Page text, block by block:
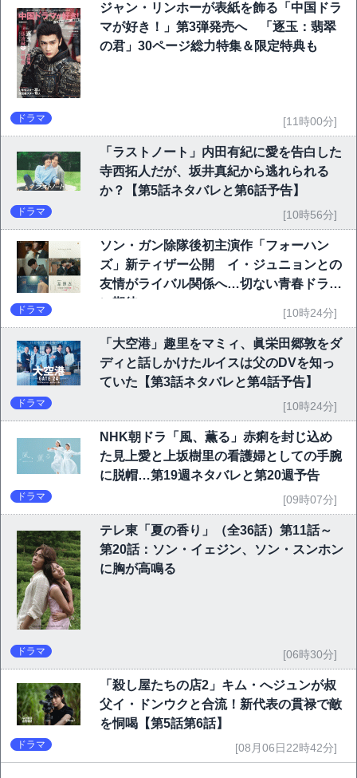
ジャン・リンホーが表紙を飾る「中国ドラ
マが好き！」第3弾発売へ 「逐玉：翡翠
の君」30ページ総力特集＆限定特典も
ドラマ [11時00分]
「ラストノート」内田有紀に愛を告白した
寺西拓人だが、坂井真紀から逃れられる
か？【第5話ネタバレと第6話予告】
ドラマ [10時56分]
ソン・ガン除隊後初主演作「フォーハン
ズ」新ティザー公開 イ・ジュニョンとの
友情がライバル関係へ…切ない青春ドラマ
に期待
ドラマ [10時24分]
「大空港」趣里をマミィ、眞栄田郷敦をダ
ディと話しかけたルイスは父のDVを知っ
ていた【第3話ネタバレと第4話予告】
ドラマ [10時24分]
NHK朝ドラ「風、薫る」赤痢を封じ込め
た見上愛と上坂樹里の看護婦としての手腕
に脱帽…第19週ネタバレと第20週予告
ドラマ [09時07分]
テレ東「夏の香り」（全36話）第11話～
第20話：ソン・イェジン、ソン・スンホン
に胸が高鳴る
ドラマ [06時30分]
「殺し屋たちの店2」キム・へジュンが叔
父イ・ドンウクと合流！新代表の貫禄で敵
を恫喝【第5話第6話】
ドラマ [08月06日22時42分]